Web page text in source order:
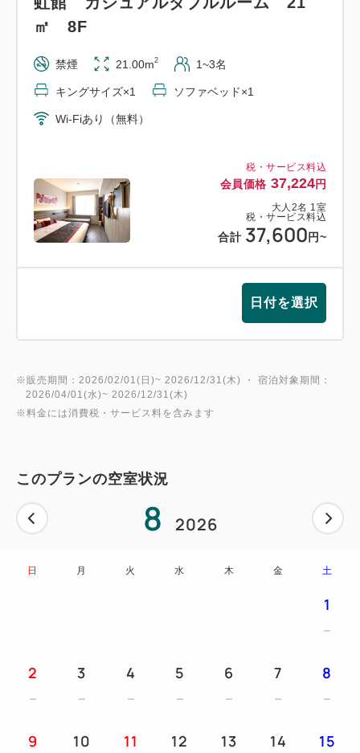
ベッド1台(キングサイズ)＋ソファーベッド1台
※3名利用時はキングサイズベッド1台を2名でご利
※部屋タイプが異なる客室で複数部屋をご予約いただ
いた際に、
同じ階でご用意が出来かねる場合がございます。予め
ともにビュッフェ
はできません。)
※ビュッフェご利用時間の目安：90分間
※食物アレルギーをお持ちのお客さま用メニューの作
ております。
●ご宿泊のお客様は…
まれておりますので、ご滞在中は追加料金なしでご利
●お支払い
※大人の方は、別途入湯税250円／泊がかかります。
税・サービス料込
会員価格 37,224円
大人 2名 1 室
税・サービス料込
合計 37,600 円~
㎡ 8F
禁煙 21.00m2 1~3名
キングサイズ×1 ソファベッド×1
Wi-Fiあり（無料）
日付を選択
※販売期間：2026/02/01(日)~ 2026/12/31(木) ・ 宿泊対象期間：
2026/04/01(水)~ 2026/12/31(木)
※料金には消費税・サービス料を含みます
このプランの空室状況
8 2026
日 月 火 水 木 金 土
1
2 3 4 5 6 7 8
9 10 11 12 13 14 15